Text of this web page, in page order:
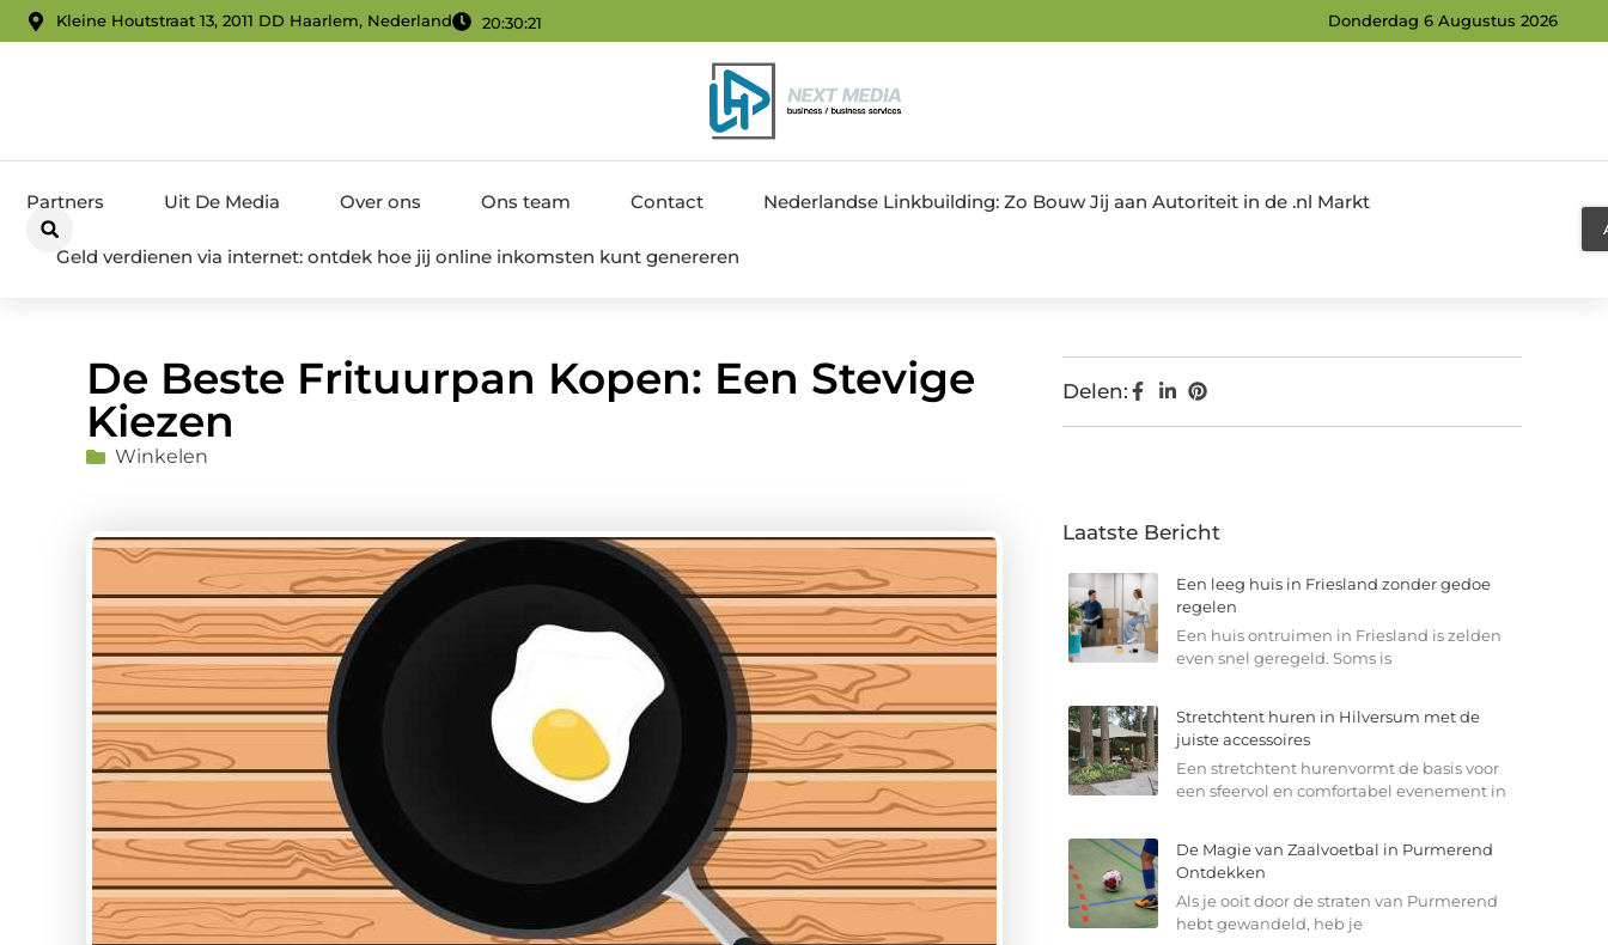
Kleine Houtstraat 13, 2011 DD Haarlem, Nederland 20:30:22 Donderdag 6 Augustus 2026
Partners Uit De Media Over ons Ons team Contact Nederlandse Linkbuilding: Zo Bouw Jij aan Autoriteit in de .nl Markt
Geld verdienen via internet: ontdek hoe jij online inkomsten kunt genereren
De Beste Frituurpan Kopen: Een Stevige
Kiezen
Winkelen
Delen:
Laatste Bericht
Een leeg huis in Friesland zonder gedoe
regelen
Een huis ontruimen in Friesland is zelden
even snel geregeld. Soms is
Stretchtent huren in Hilversum met de
juiste accessoires
Een stretchtent hurenvormt de basis voor
een sfeervol en comfortabel evenement in
De Magie van Zaalvoetbal in Purmerend
Ontdekken
Als je ooit door de straten van Purmerend
hebt gewandeld, heb je